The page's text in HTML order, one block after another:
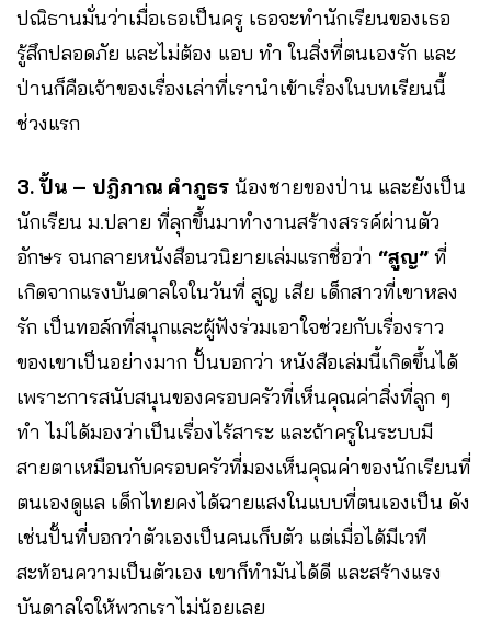
ปณิธานมั่นว่าเมื่อเธอเป็นครู เธอจะทำนักเรียนของเธอ
รู้สึกปลอดภัย และไม่ต้อง แอบ ทำ ในสิ่งที่ตนเองรัก และ
ป่านก็คือเจ้าของเรื่องเล่าที่เรานำเข้าเรื่องในบทเรียนนี้
ช่วงแรก
3. ปั้น – ปฎิภาณ คำภูธร น้องชายของป่าน และยังเป็น
นักเรียน ม.ปลาย ที่ลุกขึ้นมาทำงานสร้างสรรค์ผ่านตัว
อักษร จนกลายหนังสือนวนิยายเล่มแรกชื่อว่า “สูญ” ที่
เกิดจากแรงบันดาลใจในวันที่ สูญ เสีย เด็กสาวที่เขาหลง
รัก เป็นทอล์กที่สนุกและผู้ฟังร่วมเอาใจช่วยกับเรื่องราว
ของเขาเป็นอย่างมาก ปั้นบอกว่า หนังสือเล่มนี้เกิดขึ้นได้
เพราะการสนับสนุนของครอบครัวที่เห็นคุณค่าสิ่งที่ลูก ๆ
ทำ ไม่ได้มองว่าเป็นเรื่องไร้สาระ และถ้าครูในระบบมี
สายตาเหมือนกับครอบครัวที่มองเห็นคุณค่าของนักเรียนที่
ตนเองดูแล เด็กไทยคงได้ฉายแสงในแบบที่ตนเองเป็น ดัง
เช่นปั้นที่บอกว่าตัวเองเป็นคนเก็บตัว แต่เมื่อได้มีเวที
สะท้อนความเป็นตัวเอง เขาก็ทำมันได้ดี และสร้างแรง
บันดาลใจให้พวกเราไม่น้อยเลย